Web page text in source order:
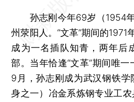
孙志刚今年69岁（1954年
州荥阳人。“文革”期间的1971
成为一名插队知青，两年后
部。当年恰逢“文革”期间唯
9月，孙志刚成为武汉钢铁学
身之一）冶金系炼钢专业工